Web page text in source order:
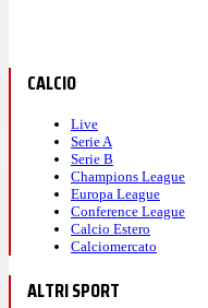
CALCIO
Live
Serie A
Serie B
Champions League
Europa League
Conference League
Calcio Estero
Calciomercato
ALTRI SPORT